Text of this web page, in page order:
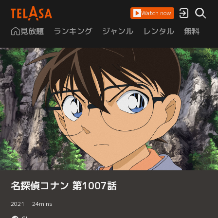
Watch now
見放題 ランキング ジャンル レンタル 無料
名探偵コナン 第1007話
2021 24mins